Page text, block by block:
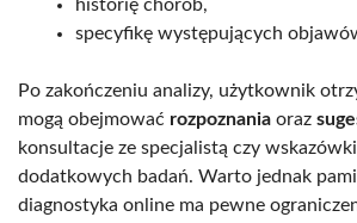
historię chorób,
specyfikę występujących
Po zakończeniu analizy, użytkownik
mogą obejmować rozpoznania oraz
konsultacje ze specjalistą czy
dodatkowych badań. Warto jednak
diagnostyka online ma pewne